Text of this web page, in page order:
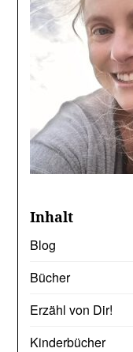
Inhalt
Blog
Bücher
Erzähl von Dir!
Kinderbücher